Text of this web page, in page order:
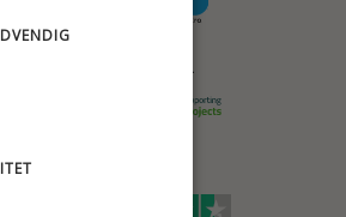
OG SIKKER NETTHANDEL
TRUSTSCORE 4,7